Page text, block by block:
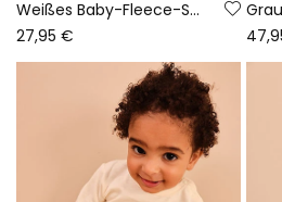
Weißes Baby-Fleece-Sweatshirt mit Eulen-Print
27,95 €